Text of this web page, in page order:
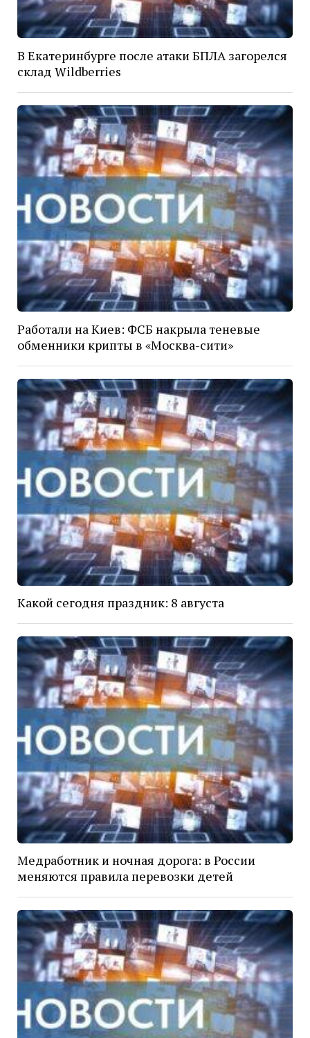
В Екатеринбурге после атаки БПЛА загорелся
склад Wildberries
Работали на Киев: ФСБ накрыла теневые
обменники крипты в «Москва-сити»
Какой сегодня праздник: 8 августа
Медработник и ночная дорога: в России
меняются правила перевозки детей